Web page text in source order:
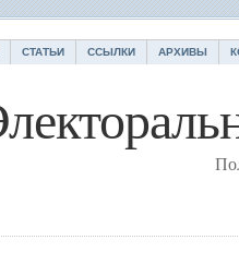
СТАТЬИ ССЫЛКИ АРХИВЫ